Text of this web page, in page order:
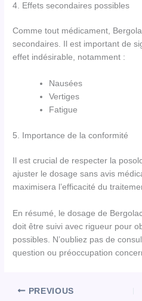
4. Effets secondaires possibles
Comme tout médicament,
secondaires. Il est important de
effet indésirable, notamment :
Nausées
Vertiges
Fatigue
5. Importance de la conformité
Il est crucial de respecter la
ajuster le dosage sans avis
maximisera l’efficacité du
En résumé, le dosage de
doit être suivi avec rigueur pour
possibles. N’oubliez pas de
question ou préoccupation
PREVIOUS